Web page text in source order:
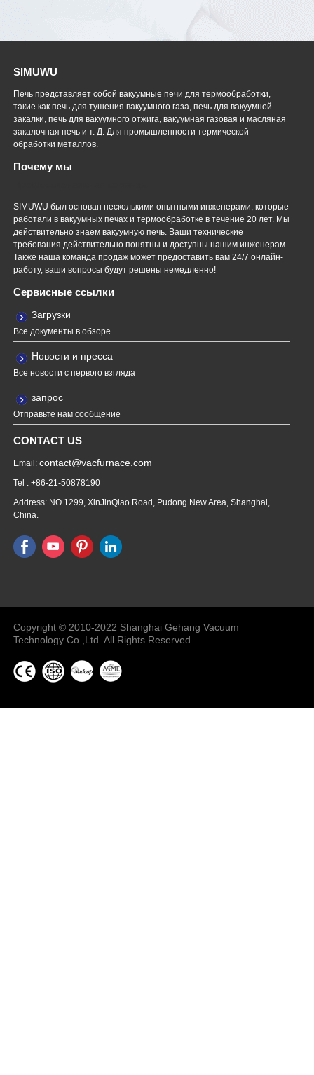
SIMUWU
Печь представляет собой вакуумные печи для термообработки,
такие как печь для тушения вакуумного газа, печь для вакуумной
закалки, печь для вакуумного отжига, вакуумная газовая и масляная
закалочная печь и т. Д. Для промышленности термической
обработки металлов.
Почему мы
SIMUWU был основан несколькими опытными инженерами, которые
работали в вакуумных печах и термообработке в течение 20 лет. Мы
действительно знаем вакуумную печь. Ваши технические
требования действительно понятны и доступны нашим инженерам.
Также наша команда продаж может предоставить вам 24/7 онлайн-
работу, ваши вопросы будут решены немедленно!
Сервисные ссылки
Загрузки
Все документы в обзоре
Новости и пресса
Все новости с первого взгляда
запрос
Отправьте нам сообщение
CONTACT US
Email:contact@vacfurnace.com
Tel : +86-21-50878190
Address: NO.1299, XinJinQiao Road, Pudong New Area, Shanghai,
China.
Machine
Copyright © 2010-2022 Shanghai Gehang Vacuum
Technology Co.,Ltd. All Rights Reserved.